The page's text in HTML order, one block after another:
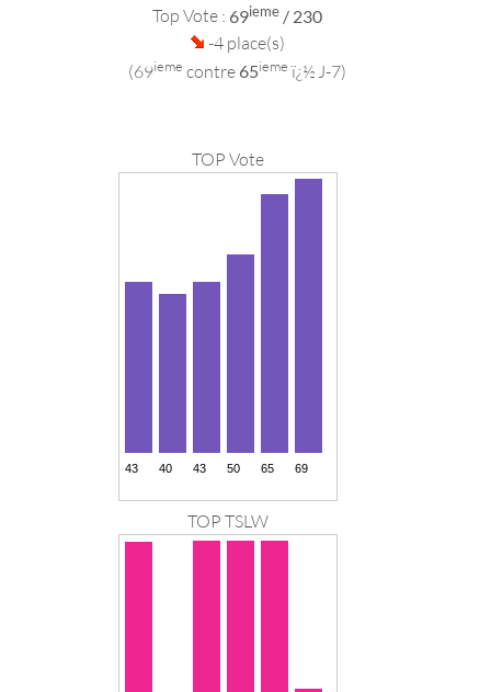
Top Vote : 69ieme/ 230
-4 place(s)
(69ieme contre 65ieme ï¿½ J-7)
TOP Vote
TOP TSLW